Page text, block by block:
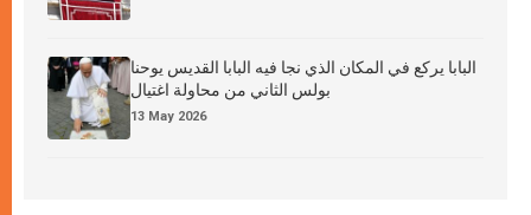
البابا يركع في المكان الذي نجا فيه البابا القديس يوحنا
بولس الثاني من محاولة اغتيال
13 May 2026